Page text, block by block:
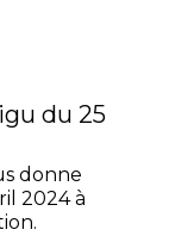
du 25
donne
2024 à